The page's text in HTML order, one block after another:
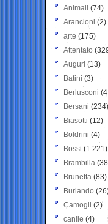
Animali (74)
Arancioni (2)
arte (175)
Attentato
Auguri (13)
Batini (3)
Berlusconi
Bersani (234)
Biasotti (12)
Boldrini (4)
Bossi (1.221)
Brambilla
Brunetta (83)
Burlando
Camogli (2)
canile (4)